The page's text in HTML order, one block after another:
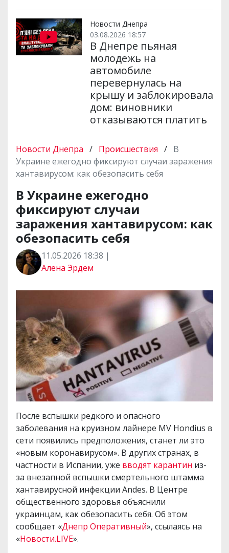
Новости Днепра
03.08.2026 18:57
В Днепре пьяная
молодежь на
автомобиле
перевернулась на
крышу и заблокировала
дом: виновники
отказываются платить
Новости Днепра / Происшествия / В
Украине ежегодно фиксируют случаи заражения
хантавирусом: как обезопасить себя
В Украине ежегодно
фиксируют случаи
заражения хантавирусом: как
обезопасить себя
11.05.2026 18:38 |
Алена Эрдем
После вспышки редкого и опасного
заболевания на круизном лайнере MV Hondius в
сети появились предположения, станет ли это
«новым коронавирусом». В других странах, в
частности в Испании, уже вводят карантин из-
за внезапной вспышки смертельного штамма
хантавирусной инфекции Andes. В Центре
общественного здоровья объяснили
украинцам, как обезопасить себя. Об этом
сообщает «Днепр Оперативный», ссылаясь на
«Новости.LIVE».